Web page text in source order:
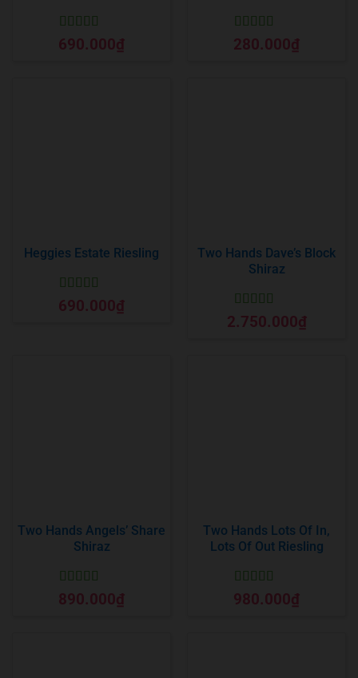
Được xếp
hạng55 sao
690.000₫
Được xếp
hạng55 sao
280.000₫
Heggies Estate Riesling
Được xếp
hạng55 sao
690.000₫
Two Hands Dave’s Block
Shiraz
Được xếp
hạng55 sao
2.750.000₫
Two Hands Angels’ Share
Shiraz
Được xếp
hạng55 sao
890.000₫
Two Hands Lots Of In,
Lots Of Out Riesling
Được xếp
hạng55 sao
980.000₫